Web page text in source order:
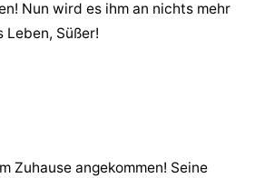
Nun wird es ihm an nichts mehr
Leben, Süßer!
Zuhause angekommen! Seine